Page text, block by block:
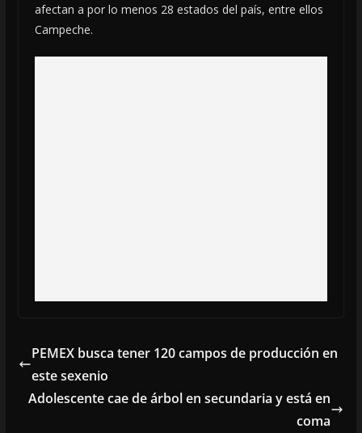
afectan a por lo menos 28 estados del país, entre ellos
Campeche.
PEMEX busca tener 120 campos de producción en
este sexenio
Adolescente cae de árbol en secundaria y está en
coma